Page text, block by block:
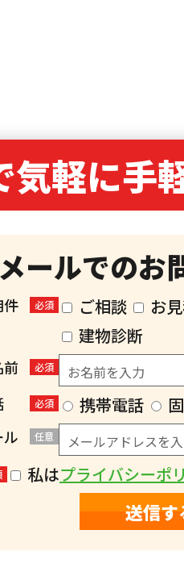
気軽に手
メールでのお
件 必須 ご相談
お
建物診断
前 必須
必須 携帯電話
ル 任意
私はプライバシーポ